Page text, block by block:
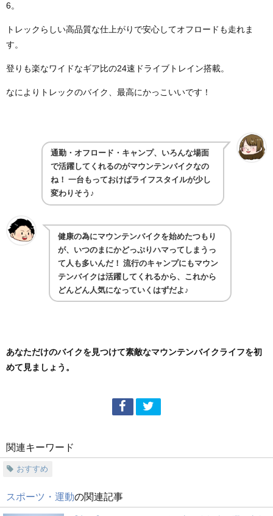
6。
トレックらしい高品質な仕上がりで安心してオフロードも走れま
す。
登りも楽なワイドなギア比の24速ドライブトレイン搭載。
なによりトレックのバイク、最高にかっこいいです！
通勤・オフロード・キャンプ、いろんな場面
で活躍してくれるのがマウンテンバイクなの
ね！ 一台もっておけばライフスタイルが少し
変わりそう♪
健康の為にマウンテンバイクを始めたつもり
が、いつのまにかどっぷりハマってしまうっ
て人も多いんだ！ 流行のキャンプにもマウン
テンバイクは活躍してくれるから、これから
どんどん人気になっていくはずだよ♪
あなただけのバイクを見つけて素敵なマウンテンバイクライフを初
めて見ましょう。
関連キーワード
おすすめ
スポーツ・運動の関連記事